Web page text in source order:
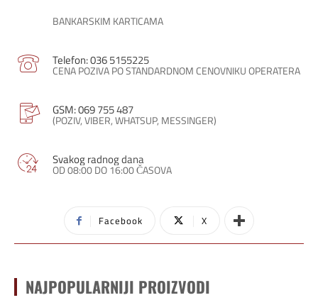
BANKARSKIM KARTICAMA
Telefon: 036 5155225
CENA POZIVA PO STANDARDNOM CENOVNIKU OPERATERA
GSM: 069 755 487
(POZIV, VIBER, WHATSUP, MESSINGER)
Svakog radnog dana
OD 08:00 DO 16:00 ČASOVA
Facebook X
NAJPOPULARNIJI PROIZVODI